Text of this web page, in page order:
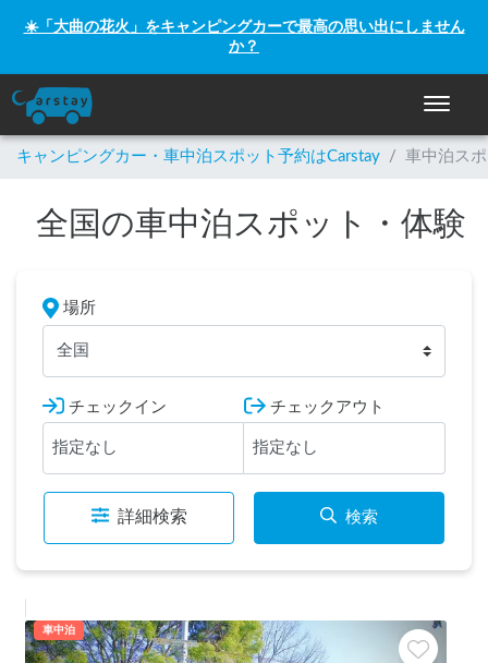
☀️「大曲の花火」をキャンピングカーで最高の思い出にしません
か？
ナビゲ
キャンピングカー・車中泊スポット予約はCarstay / 車中泊ス
全国の車中泊スポット・体験
場所
全国
チェックイン チェックアウト
詳細検索 検索
車中泊